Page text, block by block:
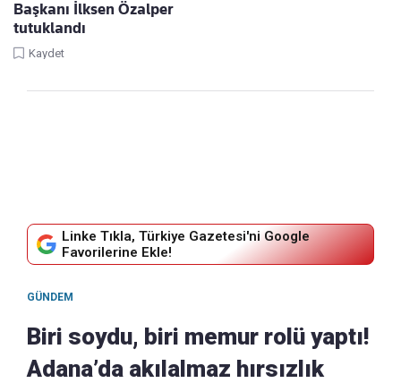
Başkanı İlksen Özalper
tutuklandı
Kaydet
Linke Tıkla, Türkiye Gazetesi'ni Google
Favorilerine Ekle!
GÜNDEM
Biri soydu, biri memur rolü yaptı!
Adana’da akılalmaz hırsızlık